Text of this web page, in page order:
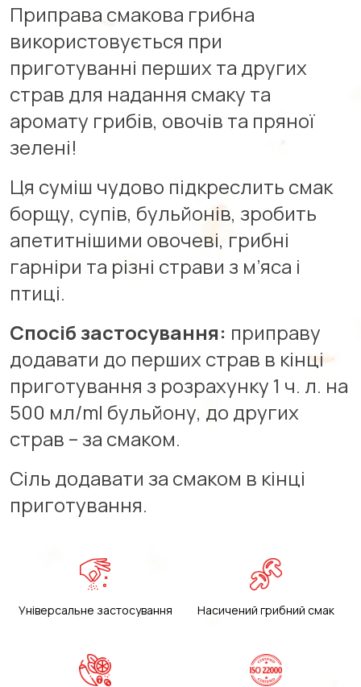
Приправа смакова грибна
використовується при
приготуванні перших та других
страв для надання смаку та
аромату грибів, овочів та пряної
зелені!
Ця суміш чудово підкреслить смак
борщу, супів, бульйонів, зробить
апетитнішими овочеві, грибні
гарніри та різні страви з м’яса і
птиці.
Спосіб застосування: приправу
додавати до перших страв в кінці
приготування з розрахунку 1 ч. л. на
500 мл/ml бульйону, до других
страв – за смаком.
Сіль додавати за смаком в кінці
приготування.
Універсальне застосування Насичений грибний смак